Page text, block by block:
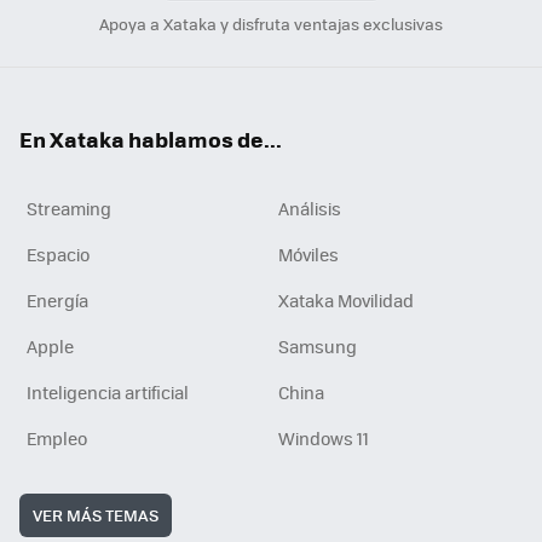
Apoya a Xataka y disfruta ventajas exclusivas
En Xataka hablamos de...
Streaming
Análisis
Espacio
Móviles
Energía
Xataka Movilidad
Apple
Samsung
Inteligencia artificial
China
Empleo
Windows 11
VER MÁS TEMAS